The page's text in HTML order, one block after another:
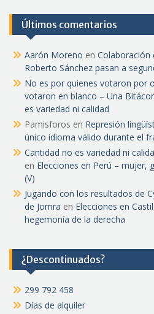
Últimos comentarios
Aarón Moreno en Colaboración
Roberto Sánchez pasan a
No es por quienes votaron por
votaron en blanco – Una
es variedad ni calidad
Pamisforos en Represión
único idioma válido durante el
Cantidad no es variedad ni
en Elecciones en Perú – mujer,
(V)
Jugando con los resultados de
de Jomra en Elecciones en
hegemonía de la derecha
¿Descontinuados?
299 792 458
Días de alquiler